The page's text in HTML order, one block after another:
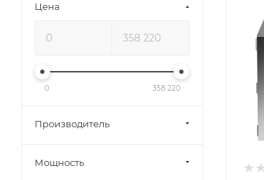
Цена
0 358 220
Производитель
Мощность